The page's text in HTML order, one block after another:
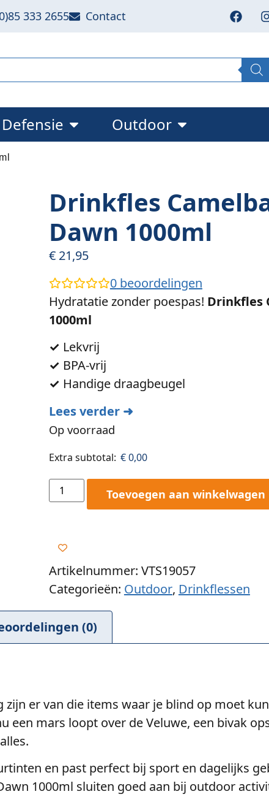
333 2655 Contact
Defensie Outdoor
Drinkfles
Dawn 1000ml
€21,95
0beoordelingen
Hydratatie zonder poespas! Drinkfles
1000ml
✓ Lekvrij
✓ BPA-vrij
✓ Handige draagbeugel
Lees verder ➜
Op voorraad
Extra subtotal: €0,00
Toevoegen aan winkelwagen
Artikelnummer: VTS19057
Categorieën: Outdoor, Drinkflessen
(0)
er van die items waar je blind op moet
een mars loopt over de Veluwe, een bivak
en past perfect bij sport en dagelijks
1000ml sluiten goed aan bij outdoor